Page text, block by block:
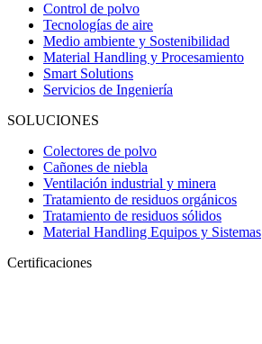
Control de polvo
Tecnologías de aire
Medio ambiente y Sostenibilidad
Material Handling y Procesamiento
Smart Solutions
Servicios de Ingeniería
SOLUCIONES
Colectores de polvo
Cañones de niebla
Ventilación industrial y minera
Tratamiento de residuos orgánicos
Tratamiento de residuos sólidos
Material Handling Equipos y Sistemas
Certificaciones